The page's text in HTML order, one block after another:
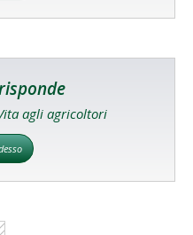
agli agricoltori